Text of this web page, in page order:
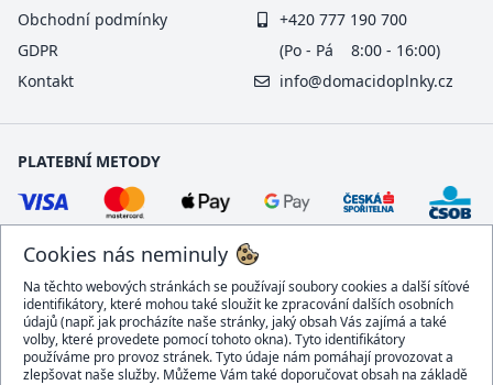
Cookies nás neminuly
Na těchto webových stránkách se používají soubory cookies a další síťové
identifikátory, které mohou také sloužit ke zpracování dalších osobních
údajů (např. jak procházíte naše stránky, jaký obsah Vás zajímá a také
volby, které provedete pomocí tohoto okna). Tyto identifikátory
používáme pro provoz stránek. Tyto údaje nám pomáhají provozovat a
zlepšovat naše služby. Můžeme Vám také doporučovat obsah na základě
Obchodní podmínky
GDPR
Kontakt
+420 777 190 700
(Po - Pá 8:00 - 16:00)
info@domacidoplnky.cz
PLATEBNÍ METODY
DOPRAVCI